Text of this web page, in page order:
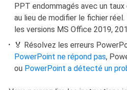
PPT endommagés avec un
au lieu de modifier le fichier
les versions MS Office 2019,
🏅 Résolvez les erreurs
PowerPoint ne répond pas,
ou PowerPoint a détecté un